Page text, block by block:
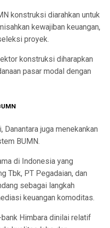
konstruksi diarahkan untuk
kewajiban keuangan,
proyek.
konstruksi diharapkan
pasar modal dengan
juga menekankan
BUMN.
di Indonesia yang
Tbk, PT Pegadaian, dan
sebagai langkah
keuangan komoditas.
Himbara dinilai relatif